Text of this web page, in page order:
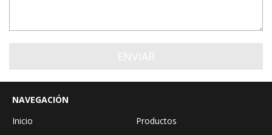
NAVEGACIÓN
Inicio
Productos